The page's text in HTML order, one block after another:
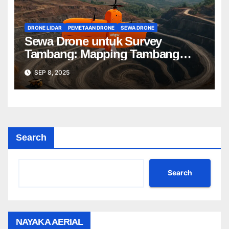
DRONE LIDAR PEMETAAN DRONE SEWA DRONE
Sewa Drone untuk Survey
Tambang: Mapping Tambang
Profesional Lebih Cepat & Akurat
SEP 8, 2025
Search
Search
NAYAKA AERIAL